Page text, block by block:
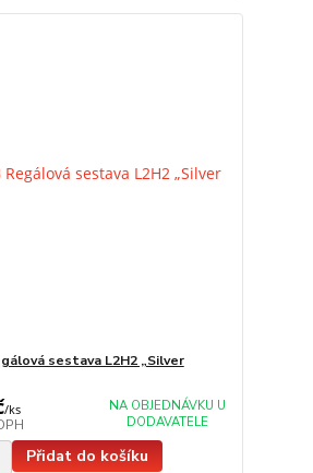
sestava L2H2 „Silver
/ks
NA OBJEDNÁVKU U
DODAVATELE
Přidat do košíku